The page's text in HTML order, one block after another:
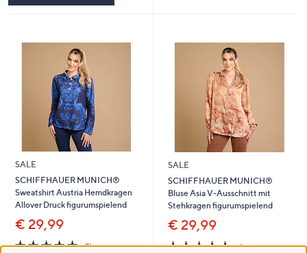
SALE
SCHIFFHAUER MUNICH®
Sweatshirt Austria Hemdkragen
Allover Druck figurumspielend
€ 29,99
5.0
(1)
SALE
SCHIFFHAUER MUNICH®
Bluse Asia V-Ausschnitt mit
Stehkragen figurumspielend
€ 29,99
5.0
(1)1